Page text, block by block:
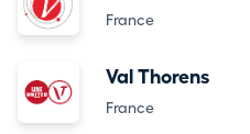
France
Val Thorens
France